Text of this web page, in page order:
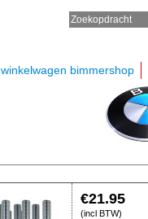
winkelwagen bimmershop
€21.95
(incl BTW)